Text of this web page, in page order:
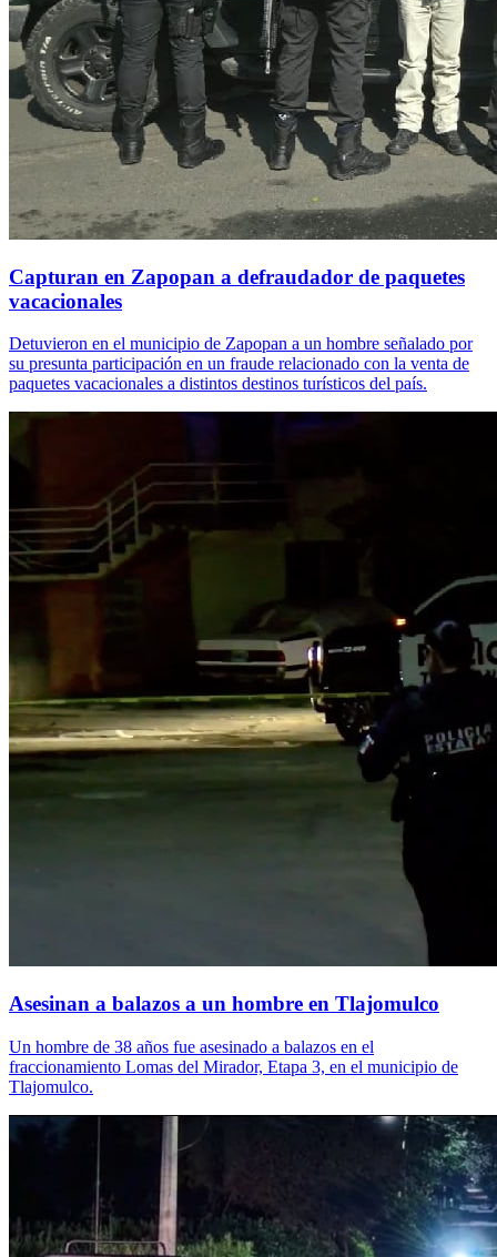
Capturan en Zapopan a defraudador de paquetes
vacacionales
Detuvieron en el municipio de Zapopan a un hombre señalado por
su presunta participación en un fraude relacionado con la venta de
paquetes vacacionales a distintos destinos turísticos del país.
Asesinan a balazos a un hombre en Tlajomulco
Un hombre de 38 años fue asesinado a balazos en el
fraccionamiento Lomas del Mirador, Etapa 3, en el municipio de
Tlajomulco.